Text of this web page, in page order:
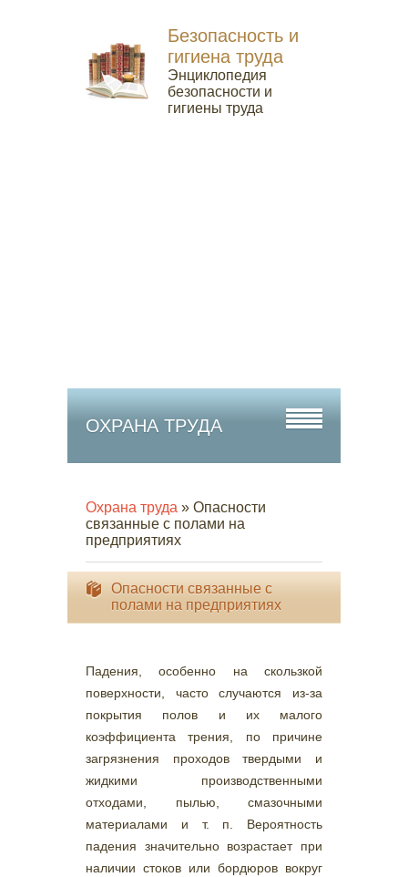
Безопасность и
гигиена труда
Энциклопедия
безопасности и
гигиены труда
ОХРАНА ТРУДА
Охрана труда » Опасности
связанные с полами на
предприятиях
Опасности связанные с
полами на предприятиях
Падения, особенно на скользкой
поверхности, часто случаются из-за
покрытия полов и их малого
коэффициента трения, по причине
загрязнения проходов твердыми и
жидкими производственными
отходами, пылью, смазочными
материалами и т. п. Вероятность
падения значительно возрастает при
наличии стоков или бордюров вокруг